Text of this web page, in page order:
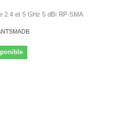
2.4 et 5 GHz 5 dBi RP-SMA